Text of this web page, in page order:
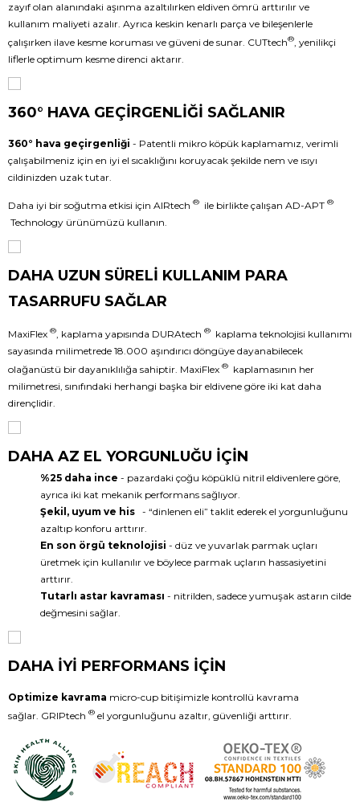
zayıf olan alanındaki aşınma azaltılırken eldiven ömrü arttırılır ve
kullanım maliyeti azalır. Ayrıca keskin kenarlı parça ve bileşenlerle
çalışırken ilave kesme koruması ve güveni de sunar. CUTtech®, yenilikçi
liflerle optimum kesme direnci aktarır.
360° HAVA GEÇİRGENLİĞİ SAĞLANIR
360° hava geçirgenliği - Patentli mikro köpük kaplamamız, verimli
çalışabilmeniz için en iyi el sıcaklığını koruyacak şekilde nem ve ısıyı
cildinizden uzak tutar.
Daha iyi bir soğutma etkisi için AIRtech ® ile birlikte çalışan AD-APT ®
Technology ürünümüzü kullanın.
DAHA UZUN SÜRELİ KULLANIM PARA
TASARRUFU SAĞLAR
MaxiFlex ®, kaplama yapısında DURAtech ® kaplama teknolojisi kullanımı
sayasında milimetrede 18.000 aşındırıcı döngüye dayanabilecek
olağanüstü bir dayanıklılığa sahiptir. MaxiFlex ® kaplamasının her
milimetresi, sınıfındaki herhangi başka bir eldivene göre iki kat daha
dirençlidir.
DAHA AZ EL YORGUNLUĞU İÇİN
%25 daha ince - pazardaki çoğu köpüklü nitril eldivenlere göre,
ayrıca iki kat mekanik performans sağlıyor.
Şekil, uyum ve his - “dinlenen eli” taklit ederek el yorgunluğunu
azaltıp konforu arttırır.
En son örgü teknolojisi - düz ve yuvarlak parmak uçları
üretmek için kullanılır ve böylece parmak uçların hassasiyetini
arttırır.
Tutarlı astar kavraması - nitrilden, sadece yumuşak astarın cilde
değmesini sağlar.
DAHA İYİ PERFORMANS İÇİN
Optimize kavrama micro-cup bitişimizle kontrollü kavrama
sağlar. GRIPtech ® el yorgunluğunu azaltır, güvenliği arttırır.